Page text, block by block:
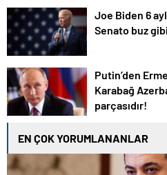
Joe Biden 6
Senato buz
Putin’den
Karabağ
parçasıdır!
EN ÇOK YORUMLANANLAR